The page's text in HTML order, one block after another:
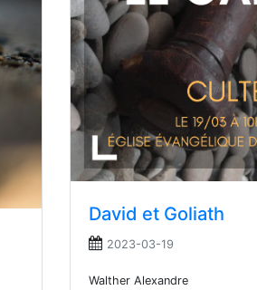
David et Goliath
2023-03-19
Walther Alexandre